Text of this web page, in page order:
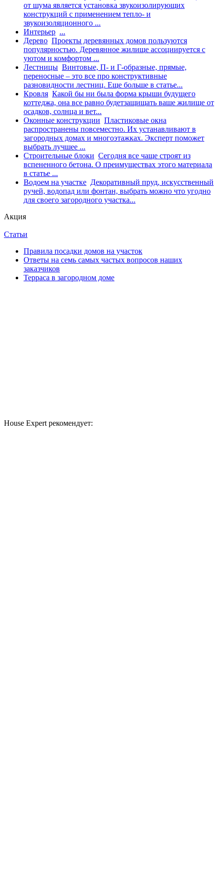
от шума является установка звукоизолирующих
конструкций с применением тепло- и
звукоизоляционного ...
Интерьер ...
Дерево Проекты деревянных домов пользуются
популярностью. Деревянное жилище ассоциируется с
уютом и комфортом ...
Лестницы Винтовые, П- и Г-образные, прямые,
переносные – это все про конструктивные
разновидности лестниц. Еще больше в статье...
Кровля Какой бы ни была форма крыши будущего
коттеджа, она все равно будетзащищать ваше жилище от
осадков, солнца и вет...
Оконные конструкции Пластиковые окна
распространены повсеместно. Их устанавливают в
загородных домах и многоэтажках. Эксперт поможет
выбрать лучшее ...
Строительные блоки Сегодня все чаще строят из
вспененного бетона. О преимуществах этого материала
в статье ...
Водоем на участке Декоративный пруд, искусственный
ручей, водопад или фонтан, выбрать можно что угодно
для своего загородного участка...
Акция
Статьи
Правила посадки домов на участок
Ответы на семь самых частых вопросов наших
заказчиков
Терраса в загородном доме
House Expert рекомендует: